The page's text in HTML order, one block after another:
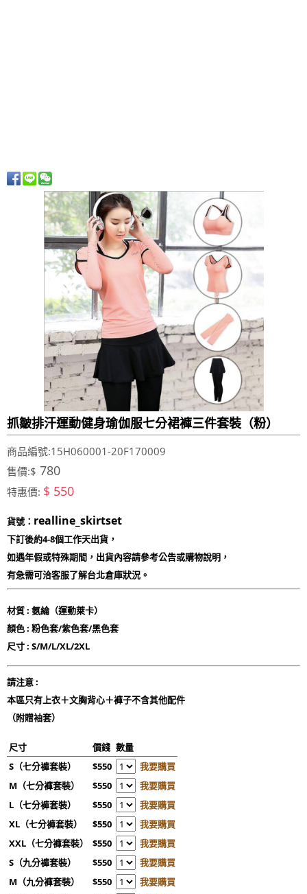
抓皺排汗運動健身瑜伽服七分裙褲三件套裝（粉）
商品編號:15H060001-20F170009
售價:$ 780
特惠價: $ 550
貨號： realline_skirtset
下訂後約4-8個工作天出貨，
如遇年假或特殊期間，出貨內容請參考公告或購物說明，
有急需可洽客服了解台北倉庫狀況。
材質 : 氨綸（運動萊卡）
顏色 : 粉色套/紫色套/黑色套
尺寸 : S/M/L/XL/2XL
請注意 :
本區只有上衣＋文胸背心＋褲子不含其他配件
​（附贈袖套）
尺寸 價錢 數量
S（七分褲套裝）
$550
我要購買
M（七分褲套裝）
$550
我要購買
L（七分褲套裝）
$550
我要購買
XL（七分褲套裝）
$550
我要購買
XXL（七分褲套裝）
$550
我要購買
S（九分褲套裝）
$550
我要購買
M（九分褲套裝）
$550
我要購買